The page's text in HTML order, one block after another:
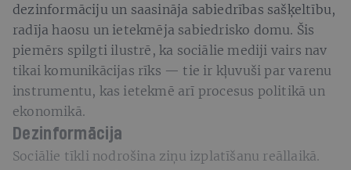
dezinformāciju un saasināja sabiedrības sašķeltību,
radīja haosu un ietekmēja sabiedrisko domu. Šis
piemērs spilgti ilustrē, ka sociālie mediji vairs nav
tikai komunikācijas rīks — tie ir kļuvuši par varenu
instrumentu, kas ietekmē arī procesus politikā un
ekonomikā.
Dezinformācija
Sociālie tīkli nodrošina ziņu izplatīšanu reāllaikā.